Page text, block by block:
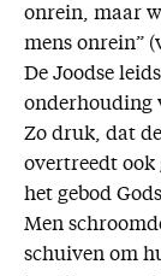
onrein, maar
mens onrein”
De Joodse
onderhouding
Zo druk, dat
overtreedt ook
het gebod
Men
schuiven om